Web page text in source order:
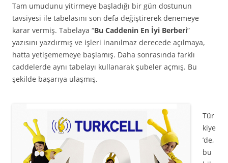
Tam umudunu yitirmeye başladığı bir gün dostunun
tavsiyesi ile tabelasını son defa değiştirerek denemeye
karar vermiş. Tabelaya “Bu Caddenin En İyi Berberi”
yazısını yazdırmış ve işleri inanılmaz derecede açılmaya,
hatta yetişememeye başlamış. Daha sonrasında farklı
caddelerde aynı tabelayı kullanarak şubeler açmış. Bu
şekilde başarıya ulaşmış.
Tür
kiye
’de,
bu